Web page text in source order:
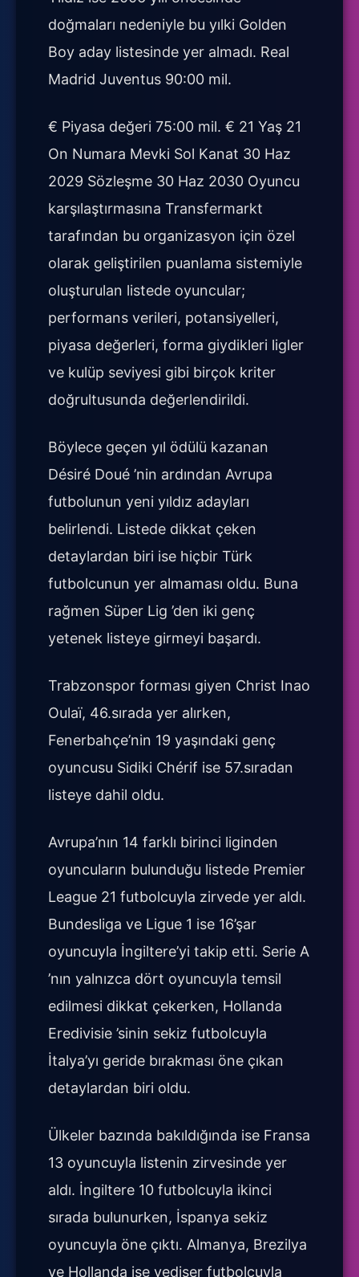
doğmaları nedeniyle bu yılki Golden
Boy aday listesinde yer almadı. Real
Madrid Juventus 90:00 mil.
€ Piyasa değeri 75:00 mil. € 21 Yaş 21
On Numara Mevki Sol Kanat 30 Haz
2029 Sözleşme 30 Haz 2030 Oyuncu
karşılaştırmasına Transfermarkt
tarafından bu organizasyon için özel
olarak geliştirilen puanlama sistemiyle
oluşturulan listede oyuncular;
performans verileri, potansiyelleri,
piyasa değerleri, forma giydikleri ligler
ve kulüp seviyesi gibi birçok kriter
doğrultusunda değerlendirildi.
Böylece geçen yıl ödülü kazanan
Désiré Doué ’nin ardından Avrupa
futbolunun yeni yıldız adayları
belirlendi. Listede dikkat çeken
detaylardan biri ise hiçbir Türk
futbolcunun yer almaması oldu. Buna
rağmen Süper Lig ’den iki genç
yetenek listeye girmeyi başardı.
Trabzonspor forması giyen Christ Inao
Oulaï, 46.sırada yer alırken,
Fenerbahçe’nin 19 yaşındaki genç
oyuncusu Sidiki Chérif ise 57.sıradan
listeye dahil oldu.
Avrupa’nın 14 farklı birinci liginden
oyuncuların bulunduğu listede Premier
League 21 futbolcuyla zirvede yer aldı.
Bundesliga ve Ligue 1 ise 16’şar
oyuncuyla İngiltere’yi takip etti. Serie A
’nın yalnızca dört oyuncuyla temsil
edilmesi dikkat çekerken, Hollanda
Eredivisie ’sinin sekiz futbolcuyla
İtalya’yı geride bırakması öne çıkan
detaylardan biri oldu.
Ülkeler bazında bakıldığında ise Fransa
13 oyuncuyla listenin zirvesinde yer
aldı. İngiltere 10 futbolcuyla ikinci
sırada bulunurken, İspanya sekiz
oyuncuyla öne çıktı. Almanya, Brezilya
ve Hollanda ise yedişer futbolcuyla